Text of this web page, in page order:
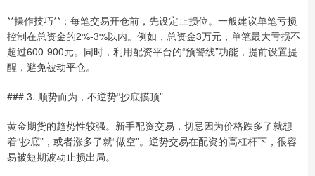
**操作技巧**：每笔交易开仓前，先设定止损位。一般建议单笔亏损
控制在总资金的2%-3%以内。例如，总资金3万元，单笔最大亏损不
超过600-900元。同时，利用配资平台的“预警线”功能，提前设置提
醒，避免被动平仓。
### 3. 顺势而为，不逆势“抄底摸顶”
黄金期货的趋势性较强。新手配资交易，切忌因为价格跌多了就想
着“抄底”，或者涨多了就“做空”。逆势交易在配资的高杠杆下，很容
易被短期波动止损出局。